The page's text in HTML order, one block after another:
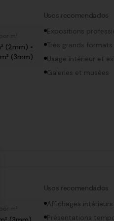
m²
(2mm) •
(3mm)
Usos recomendados
Expositions
Très grands formats
Usage intérieur et
Galeries et musées
m²
Usos recomendados
Affichages intérieurs
Présentations